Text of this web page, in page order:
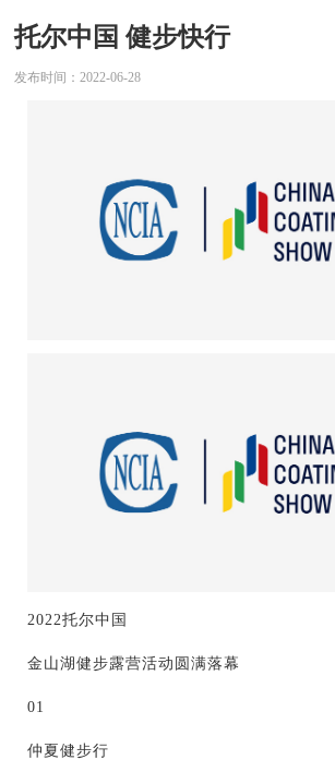
托尔中国 健步快行
发布时间：2022-06-28
2022托尔中国
金山湖健步露营活动圆满落幕
01
仲夏健步行